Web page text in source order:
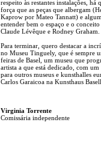
respeito às restantes instalações,
força que as peças que albergam
Kaprow por Mateo Tannatt) e
entender bem o espaço e o
Claude Lévêque e Rodney Graham.
Para terminar, quero destacar a
no Museu Tinguely, que é sempre
feiras de Basel, um museu que
artista a que está dedicado, com
para outros museus e kunsthalles
Carlos Garaicoa na Kunsthaus
Virginia Torrente
Comissária independente